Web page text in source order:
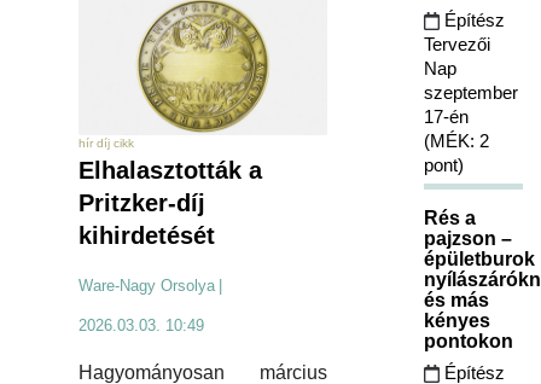
hír díj cikk
Elhalasztották a
Pritzker-díj
kihirdetését
Ware-Nagy Orsolya |
2026.03.03. 10:49
Hagyományosan március
Építész
Tervezői
Nap
szeptember
17-én
(MÉK: 2
pont)
Rés a
pajzson –
épületburok
és más
kényes
pontokon
Építész